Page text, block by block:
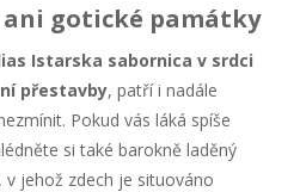
gotické památky
Istarska sabornica v srdci
přestavby, patří i nadále
Pokud vás láká spíše
si také barokně laděný
v jehož zdech je situováno